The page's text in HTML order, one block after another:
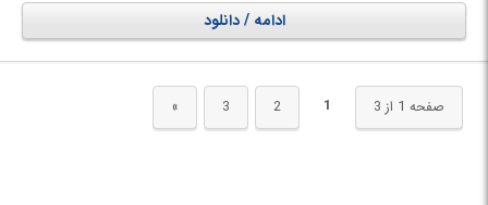
ادامه / دانلود
صفحه 1 از 3 1
2
3
»